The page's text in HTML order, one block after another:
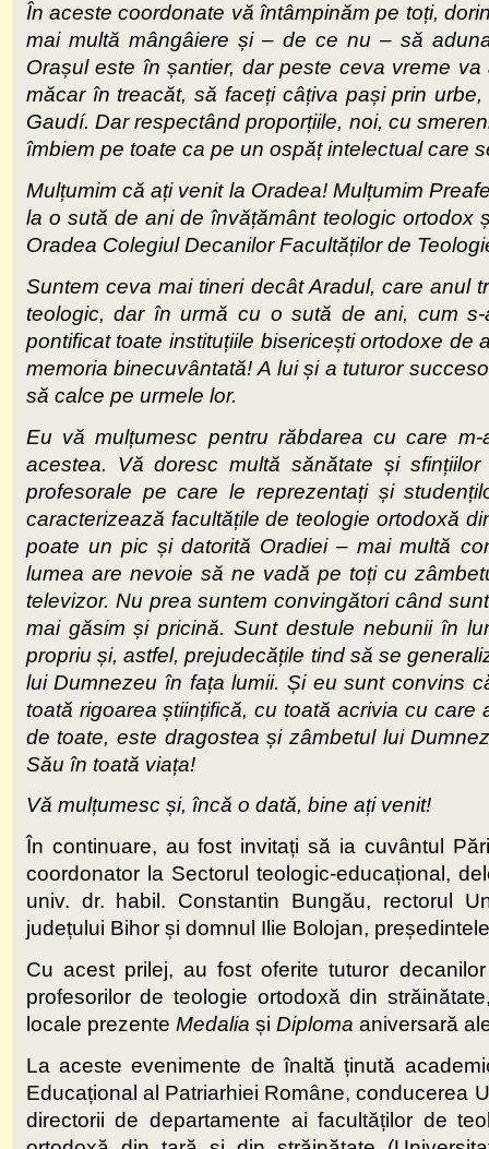
În aceste coordonate vă întâmpinăm pe toți,
mai multă mângâiere și – de ce nu – să
Orașul este în șantier, dar peste ceva vreme
măcar în treacăt, să faceți câțiva pași prin
Gaudí. Dar respectând proporțiile, noi, cu
îmbiem pe toate ca pe un ospăț intelectual care
Mulțumim că ați venit la Oradea! Mulțumim
la o sută de ani de învățământ teologic ortodox
Oradea Colegiul Decanilor Facultăților de
Suntem ceva mai tineri decât Aradul, care anul
teologic, dar în urmă cu o sută de ani, cum
pontificat toate instituțiile bisericești ortodoxe de
memoria binecuvântată! A lui și a tuturor
să calce pe urmele lor.
Eu vă mulțumesc pentru răbdarea cu care
acestea. Vă doresc multă sănătate și
profesorale pe care le reprezentați și
caracterizează facultățile de teologie ortodoxă
poate un pic și datorită Oradiei – mai multă
lumea are nevoie să ne vadă pe toți cu
televizor. Nu prea suntem convingători când
mai găsim și pricină. Sunt destule nebunii în
propriu și, astfel, prejudecățile tind să se
lui Dumnezeu în fața lumii. Și eu sunt convins
toată rigoarea științifică, cu toată acrivia cu
de toate, este dragostea și zâmbetul lui
Său în toată viața!
Vă mulțumesc și, încă o dată, bine ați venit!
În continuare, au fost invitați să ia cuvântul
coordonator la Sectorul teologic-educațional,
univ. dr. habil. Constantin Bungău, rectorul
județului Bihor și domnul Ilie Bolojan,
Cu acest prilej, au fost oferite tuturor
profesorilor de teologie ortodoxă din
locale prezente Medalia și Diploma aniversară
La aceste evenimente de înaltă ținută
Educațional al Patriarhiei Române, conducerea
directorii de departamente ai facultăților de